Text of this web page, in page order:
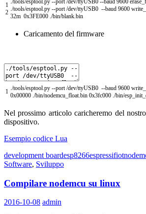
1
2
./tools/esptool.py --port /dev/ttyUSB0 --baud 9600 erase
./tools/esptool.py --port /dev/ttyUSB0 --baud 9600
32m 0x3FE000 ./bin/blank.bin
Caricamento del firmware
1 ./tools/esptool.py --port /dev/ttyUSB0 --baud 9600
0x00000 ./bin/nodemcu_float.bin 0x3fc000 ./bin/
Nel prossimo articolo caricheremo del
dispositivo.
Esempio codice Lua
development boardesp8266espressifiot
Software, Sviluppo
Compilare nodemcu su linux
2016-10-08 admin